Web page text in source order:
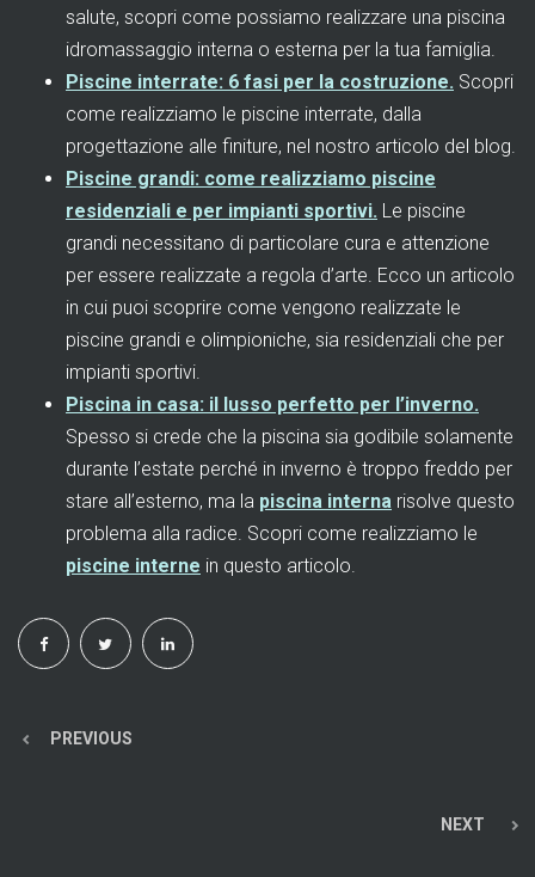
salute, scopri come possiamo realizzare una piscina
idromassaggio interna o esterna per la tua famiglia.
Piscine interrate: 6 fasi per la costruzione. Scopri
come realizziamo le piscine interrate, dalla
progettazione alle finiture, nel nostro articolo del blog.
Piscine grandi: come realizziamo piscine
residenziali e per impianti sportivi. Le piscine
grandi necessitano di particolare cura e attenzione
per essere realizzate a regola d’arte. Ecco un articolo
in cui puoi scoprire come vengono realizzate le
piscine grandi e olimpioniche, sia residenziali che per
impianti sportivi.
Piscina in casa: il lusso perfetto per l’inverno.
Spesso si crede che la piscina sia godibile solamente
durante l’estate perché in inverno è troppo freddo per
stare all’esterno, ma la piscina interna risolve questo
problema alla radice. Scopri come realizziamo le
piscine interne in questo articolo.
PREVIOUS
NEXT